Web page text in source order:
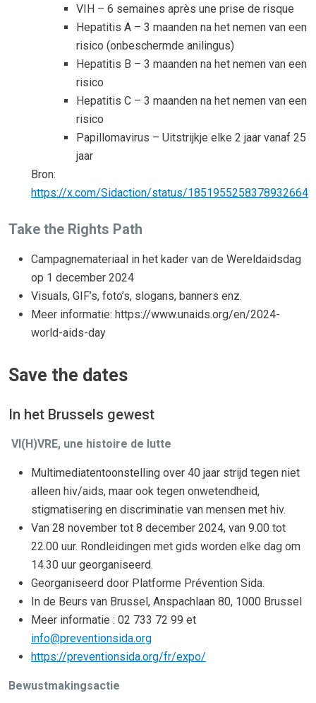
VIH – 6 semaines après une prise de risque
Hepatitis A – 3 maanden na het nemen van een
risico (onbeschermde anilingus)
Hepatitis B – 3 maanden na het nemen van een
risico
Hepatitis C – 3 maanden na het nemen van een
risico
Papillomavirus – Uitstrijkje elke 2 jaar vanaf 25
jaar
Bron:
https://x.com/Sidaction/status/1851955258378932664
Take the Rights Path
Campagnemateriaal in het kader van de Wereldaidsdag
op 1 december 2024
Visuals, GIF’s, foto’s, slogans, banners enz.
Meer informatie: https://www.unaids.org/en/2024-
world-aids-day
Save the dates
In het Brussels gewest
VI(H)VRE, une histoire de lutte
Multimediatentoonstelling over 40 jaar strijd tegen niet
alleen hiv/aids, maar ook tegen onwetendheid,
stigmatisering en discriminatie van mensen met hiv.
Van 28 november tot 8 december 2024, van 9.00 tot
22.00 uur. Rondleidingen met gids worden elke dag om
14.30 uur georganiseerd.
Georganiseerd door Platforme Prévention Sida.
In de Beurs van Brussel, Anspachlaan 80, 1000 Brussel
Meer informatie : 02 733 72 99 et
info@preventionsida.org
https://preventionsida.org/fr/expo/
Bewustmakingsactie